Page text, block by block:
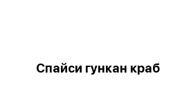
Спайси гункан краб